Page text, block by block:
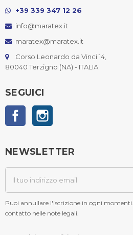
+39 339 347 12 26
info@maratex.it
maratex@maratex.it
Corso Leonardo da Vinci 14,
80040 Terzigno (NA) - ITALIA
SEGUICI
Facebook
NEWSLETTER
Puoi annullare l'iscrizione in ogni momenti.
contatto nelle note legali.